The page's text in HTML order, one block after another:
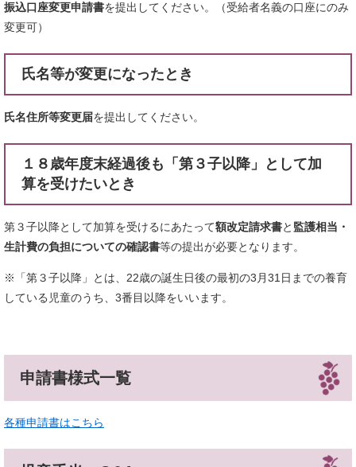
振込口座変更申請書を提出してください。（受給者名義の口座にのみ
変更可）
氏名等が変更になったとき
氏名住所等変更届を提出してください。
１８歳年度末経過後も「第３子以降」として加
算を受けたいとき
第３子以降として加算を受けるにあたって額改定請求書と 監護相当・
生計費の負担についての確認書等の提出が必要となります。
※「第３子以降」とは、22歳の誕生日後の最初の3月31日までの養育
している児童のうち、3番目以降をいいます。
申請書様式一覧
各種申請書はこちら